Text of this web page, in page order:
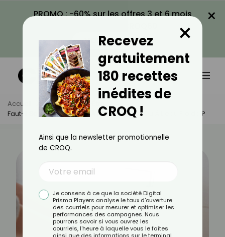
PROMO : -60% sur les offres 3 et 6 mois
VOIR LA PROMO
×
Accueil Actus
Bien-Être
Faut-Il Se Laver Les Mains À L’eau Chaude Ou À L’eau Froide ?
Recevez
gratuitement
180 recettes
inédites de
CROQ !
×
Ainsi que la newsletter promotionnelle
de CROQ.
Je consens à ce que la société Digital
Prisma Players analyse le taux d'ouverture
des courriels pour mesurer et optimiser les
performances des campagnes. Nous
pourrons savoir si vous ouvrez les
courriels, l'heure à laquelle vous le faites